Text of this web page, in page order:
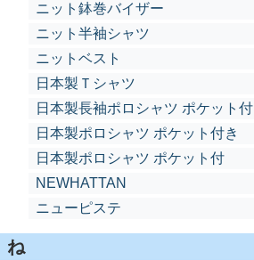
ニット鉢巻バイザー
ニット半袖シャツ
ニットベスト
日本製Ｔシャツ
日本製長袖ポロシャツ ポケット付
日本製ポロシャツ ポケット付き
日本製ポロシャツ ポケット付
NEWHATTAN
ニューピステ
ね